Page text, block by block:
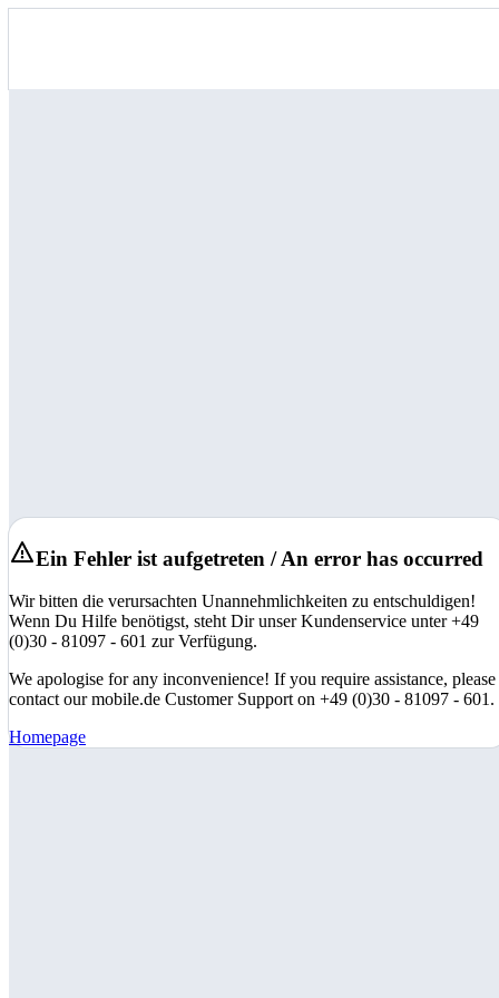
Ein Fehler ist aufgetreten / An error has occurred
Wir bitten die verursachten Unannehmlichkeiten zu entschuldigen!
Wenn Du Hilfe benötigst, steht Dir unser Kundenservice unter +49
(0)30 - 81097 - 601 zur Verfügung.
We apologise for any inconvenience! If you require assistance, please
contact our mobile.de Customer Support on +49 (0)30 - 81097 - 601.
Homepage